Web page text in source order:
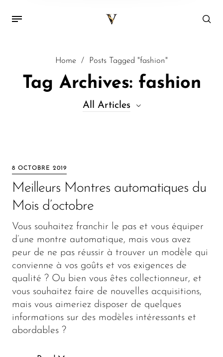
Home / Posts Tagged "fashion"
Tag Archives: fashion
All Articles
Lifestyle
Lunettes
Mode
Fashion
8 OCTOBRE 2019
Meilleurs Montres automatiques du
Mois d’octobre
Vous souhaitez franchir le pas et vous équiper
d’une montre automatique, mais vous avez
peur de ne pas réussir à trouver un modèle qui
convienne à vos goûts et vos exigences de
qualité ? Ou bien vous êtes collectionneur, et
vous souhaitez faire de nouvelles acquisitions,
mais vous aimeriez disposer de quelques
informations sur des modèles intéressants et
abordables ?